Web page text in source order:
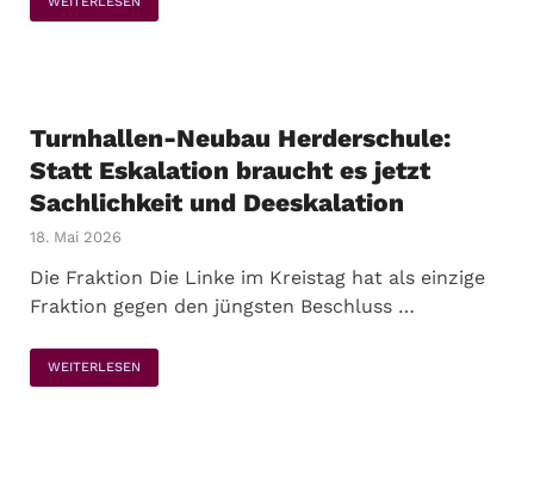
Turnhallen-Neubau Herderschule:
Statt Eskalation braucht es jetzt
Sachlichkeit und Deeskalation
18. Mai 2026
Die Fraktion Die Linke im Kreistag hat als einzige
Fraktion gegen den jüngsten Beschluss …
WEITERLESEN